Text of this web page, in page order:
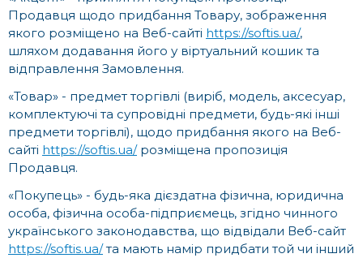
Продавця щодо придбання Товару, зображення
якого розміщено на Веб-сайті https://softis.ua/,
шляхом додавання його у віртуальний кошик та
відправлення Замовлення.
«Товар» - предмет торгівлі (виріб, модель, аксесуар,
комплектуючі та супровідні предмети, будь-які інші
предмети торгівлі), щодо придбання якого на Веб-
сайті https://softis.ua/розміщена пропозиція
Продавця.
«Покупець» - будь-яка дієздатна фізична, юридична
особа, фізична особа-підприємець, згідно чинного
українського законодавства, що відвідали Веб-сайт
https://softis.ua/та мають намір придбати той чи інший